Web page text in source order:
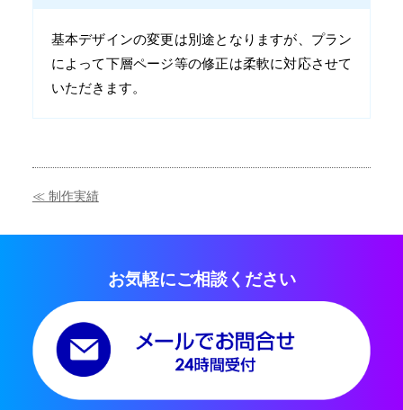
基本デザインの変更は別途となりますが、プラン
によって下層ページ等の修正は柔軟に対応させて
いただきます。
≪ 制作実績
お気軽にご相談ください